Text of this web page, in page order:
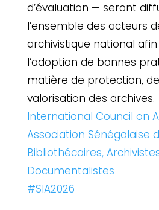
d’évaluation — seront
l’ensemble des acteurs
archivistique national
l’adoption de bonnes
matière de protection,
valorisation des archives.
International Council on
Association Sénégalaise
Bibliothécaires,
Documentalistes
#SIA2026